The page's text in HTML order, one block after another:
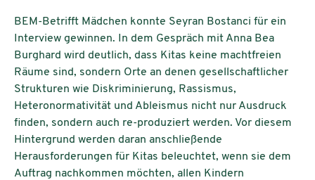
BEM-Betrifft Mädchen konnte Seyran Bostanci für ein
Interview gewinnen. In dem Gespräch mit Anna Bea
Burghard wird deutlich, dass Kitas keine machtfreien
Räume sind, sondern Orte an denen gesellschaftlicher
Strukturen wie Diskriminierung, Rassismus,
Heteronormativität und Ableismus nicht nur Ausdruck
finden, sondern auch re-produziert werden. Vor diesem
Hintergrund werden daran anschließende
Herausforderungen für Kitas beleuchtet, wenn sie dem
Auftrag nachkommen möchten, allen Kindern